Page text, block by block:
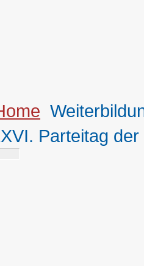
Parteitag der